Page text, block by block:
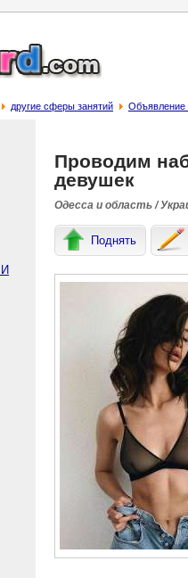
другие сферы занятий Объявление
Проводим
девушек
Одесса и область /
Поднять